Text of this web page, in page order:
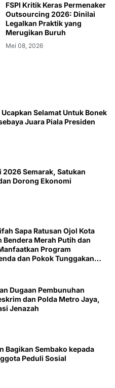
FSPI Kritik Keras Permenaker
Outsourcing 2026: Dinilai
Legalkan Praktik yang
Merugikan Buruh
Mei 08, 2026
Selamat Untuk Bonek
Juara Piala Presiden
2026 Semarak, Satukan
Dorong Ekonomi
Sapa Ratusan Ojol Kota
Bendera Merah Putih dan
Program
dan Pokok Tunggakan
Dugaan Pembunuhan
dan Polda Metro Jaya,
Jenazah
Bagikan Sembako kepada
Peduli Sosial